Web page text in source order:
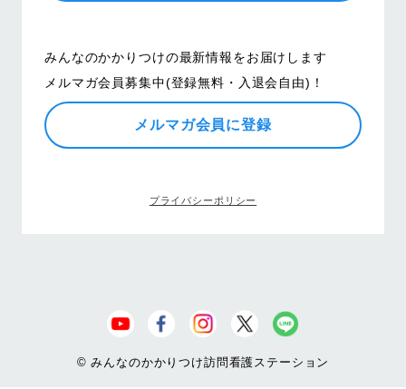
みんなのかかりつけの最新情報をお届けします
メルマガ会員募集中(登録無料・入退会自由)！
メルマガ会員に登録
プライバシーポリシー
© みんなのかかりつけ訪問看護ステーション